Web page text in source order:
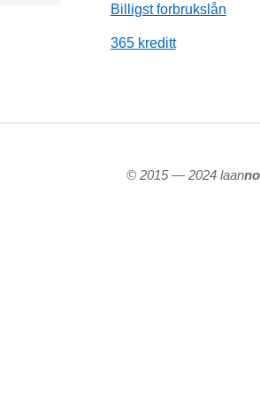
Billigst forbrukslån
365 kreditt
© 2015 — 2024 laan